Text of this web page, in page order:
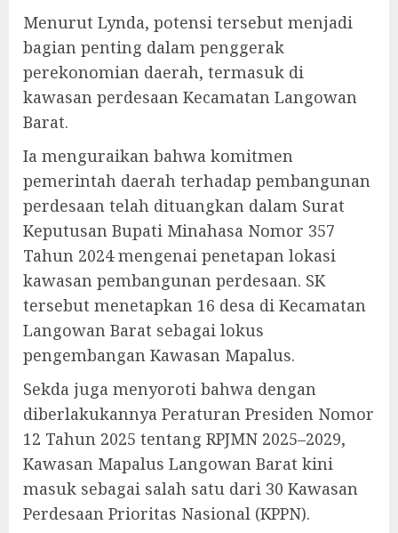
Menurut Lynda, potensi tersebut menjadi
bagian penting dalam penggerak
perekonomian daerah, termasuk di
kawasan perdesaan Kecamatan Langowan
Barat.
Ia menguraikan bahwa komitmen
pemerintah daerah terhadap pembangunan
perdesaan telah dituangkan dalam Surat
Keputusan Bupati Minahasa Nomor 357
Tahun 2024 mengenai penetapan lokasi
kawasan pembangunan perdesaan. SK
tersebut menetapkan 16 desa di Kecamatan
Langowan Barat sebagai lokus
pengembangan Kawasan Mapalus.
Sekda juga menyoroti bahwa dengan
diberlakukannya Peraturan Presiden Nomor
12 Tahun 2025 tentang RPJMN 2025–2029,
Kawasan Mapalus Langowan Barat kini
masuk sebagai salah satu dari 30 Kawasan
Perdesaan Prioritas Nasional (KPPN).